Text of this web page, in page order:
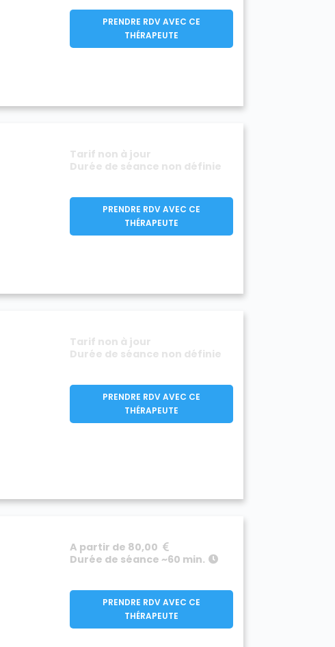
PRENDRE RDV AVEC CE
THÉRAPEUTE
Tarif non à jour
Durée de séance non définie
PRENDRE RDV AVEC CE
THÉRAPEUTE
Tarif non à jour
Durée de séance non définie
PRENDRE RDV AVEC CE
THÉRAPEUTE
A partir de 80,00
Durée de séance ~60 min.
PRENDRE RDV AVEC CE
THÉRAPEUTE